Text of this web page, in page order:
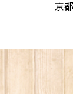
京